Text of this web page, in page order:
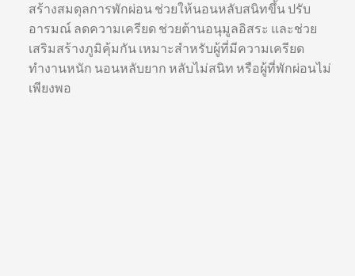
สร้างสมดุลการพักผ่อน ช่วยให้นอนหลับสนิทขึ้น ปรับ
อารมณ์ ลดความเครียด ช่วยต้านอนุมูลอิสระ และช่วย
เสริมสร้างภูมิคุ้มกัน เหมาะสำหรับผู้ที่มีความเครียด
ทำงานหนัก นอนหลับยาก หลับไม่สนิท หรือผู้ที่พักผ่อนไม่
เพียงพอ